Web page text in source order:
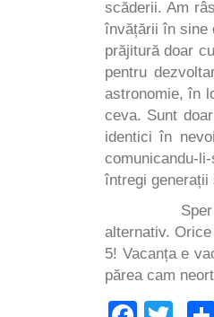
scăderii. Am
învățării în sine
prăjitură doar
pentru
astronomie, în
ceva. Sunt
identici în
comunicandu-
întregi generații
Sper să am
alternativ.
5! Vacanța e
părea cam